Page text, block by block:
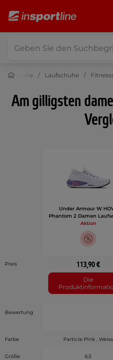
Laufschuhe
Am gilligsten
Under Armour W
Phantom 2 Damen
Aktion
Preis 113,90 €
Die
Bewertung
Farbe Particle Pink , Weiss
Größe 6,5